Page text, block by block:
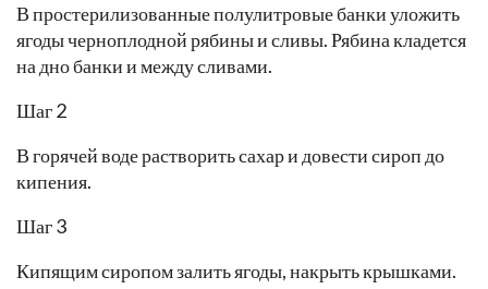
В простерилизованные полулитровые банки уложить
ягоды черноплодной рябины и сливы. Рябина кладется
на дно банки и между сливами.
Шаг 2
В горячей воде растворить сахар и довести сироп до
кипения.
Шаг 3
Кипящим сиропом залить ягоды, накрыть крышками.